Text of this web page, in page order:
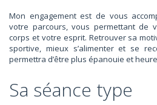
Mon engagement est de vous
votre parcours, vous permettant de
corps et votre esprit. Retrouver sa
sportive, mieux s’alimenter et se
permettra d’être plus épanouie et
Sa séance type